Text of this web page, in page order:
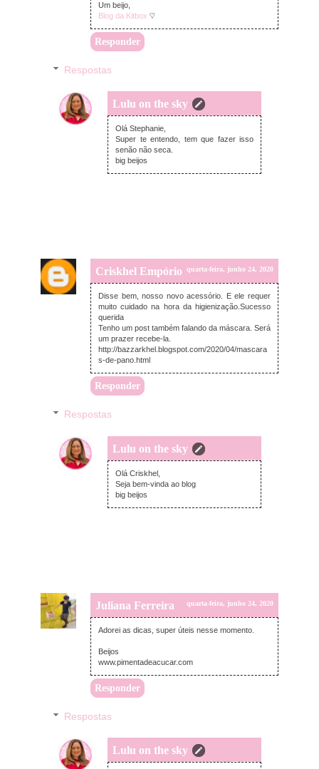
Um beijo,
Blog da Kitbox ♡
Responder
Respostas
Lulu on the sky
quarta-feira, junho 24, 2020
Olá Stephanie,
Super te entendo, tem que fazer isso
senão não seca.
big beijos
Criskhel Empório quarta-feira, junho 24, 2020
Disse bem, nosso novo acessório. E ele requer
muito cuidado na hora da higienização.Sucesso
querida
Tenho um post também falando da máscara. Será
um prazer recebe-la.
http://bazzarkhel.blogspot.com/2020/04/mascara
s-de-pano.html
Responder
Respostas
Lulu on the sky
quarta-feira, junho 24, 2020
Olá Criskhel,
Seja bem-vinda ao blog
big beijos
Juliana Ferreira quarta-feira, junho 24, 2020
Adorei as dicas, super úteis nesse momento.
Beijos
www.pimentadeacucar.com
Responder
Respostas
Lulu on the sky
quinta-feira, junho 25, 2020